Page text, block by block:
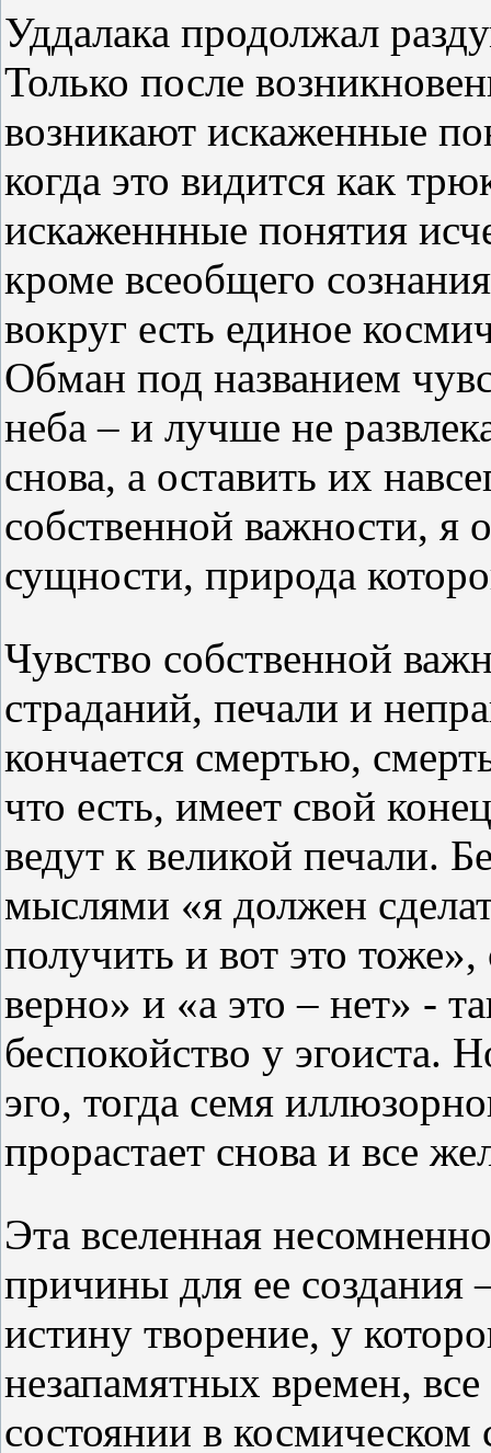
Уддалака продолжал
Только после
возникают искаженные
когда это видится как
искаженнные понятия
кроме всеобщего
вокруг есть единое
Обман под названием
неба – и лучше не
снова, а оставить их
собственной важности, я
сущности, природа
Чувство собственной
страданий, печали и
кончается смертью,
что есть, имеет свой
ведут к великой печали.
мыслями «я должен
получить и вот это
верно» и «а это – нет» -
беспокойство у эгоиста.
эго, тогда семя
прорастает снова и все
Эта вселенная
причины для ее создания
истину творение, у
незапамятных времен,
состоянии в космическом